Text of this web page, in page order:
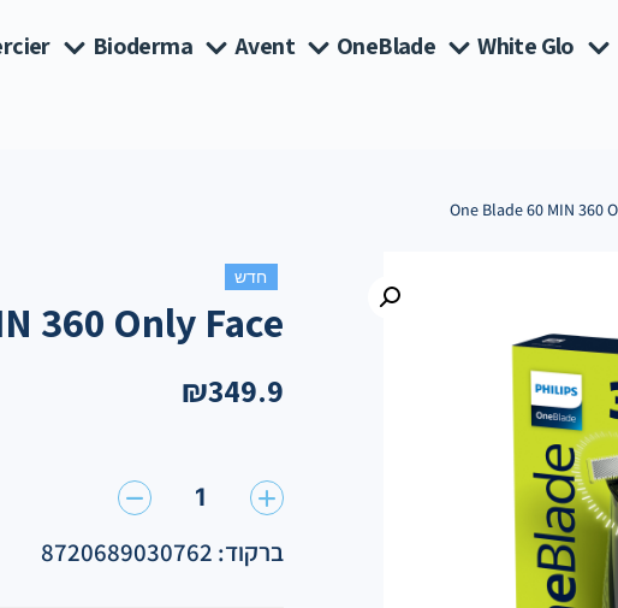
White Glo
OneBlade
Avent
Bioderma
חדש
360 Only Face
₪349.9
1
ברקוד: 8720689030762